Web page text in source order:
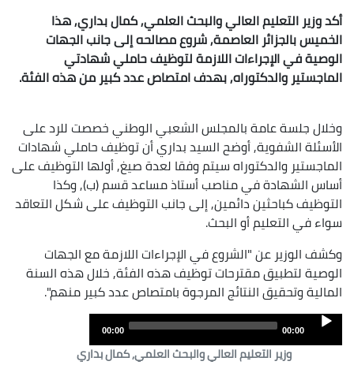
أكد وزير التعليم العالي والبحث العلمي, كمال بداري, هذا
الخميس بالجزائر العاصمة, شروع مصالحه إلى جانب الجهات
الوصية في الإجراءات اللازمة لتوظيف حاملي شهادتي
الماجستير والدكتوراه, بهدف امتصاص عدد كبير من هذه الفئة.
وخلال جلسة عامة بالمجلس الشعبي الوطني خصصت للرد على
الأسئلة الشفوية, أوضح السيد بداري أن توظيف حاملي شهادات
الماجستير والدكتوراه سيتم وفقا لعدة صيغ, أولها التوظيف على
أساس الشهادة في مناصب أستاذ مساعد قسم (ب), وكذا
التوظيف كباحثين دائمين, إلى جانب التوظيف على شكل التعاقد
سواء في التعليم أو البحث.
وكشف الوزير عن "الشروع في الإجراءات اللازمة مع الجهات
الوصية لتطبيق مقترحات توظيف هذه الفئة, خلال هذه السنة
المالية وتحقيق النتائج المرجوة بامتصاص عدد كبير منهم".
Audio
Player
00:00
00:00
وزير التعليم العالي والبحث العلمي, كمال بداري